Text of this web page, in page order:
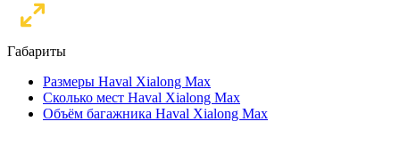
Габариты
Размеры Haval Xialong Max
Сколько мест Haval Xialong Max
Объём багажника Haval Xialong Max